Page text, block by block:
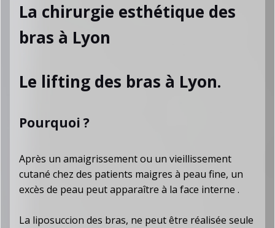
La chirurgie esthétique des
bras à Lyon
Le lifting des bras à Lyon.
Pourquoi ?
Après un amaigrissement ou un vieillissement
cutané chez des patients maigres à peau fine, un
excès de peau peut apparaître à la face interne .
La liposuccion des bras, ne peut être réalisée seule